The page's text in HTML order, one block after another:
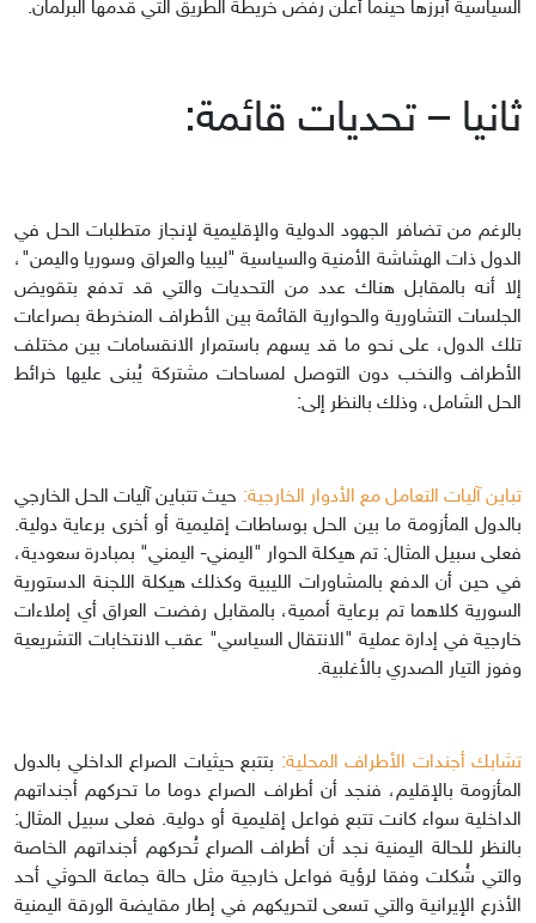
السياسية أبرزها حينما أعلن رفض خريطة الطريق التي قدمها البرلمان.
ثانيا – تحديات قائمة:
بالرغم من تضافر الجهود الدولية والإقليمية لإنجاز متطلبات الحل في
الدول ذات الهشاشة الأمنية والسياسية "ليبيا والعراق وسوريا واليمن"،
إلا أنه بالمقابل هناك عدد من التحديات والتي قد تدفع بتقويض
الجلسات التشاورية والحوارية القائمة بين الأطراف المنخرطة بصراعات
تلك الدول، على نحو ما قد يسهم باستمرار الانقسامات بين مختلف
الأطراف والنخب دون التوصل لمساحات مشتركة يُبنى عليها خرائط
الحل الشامل، وذلك بالنظر إلى:
تباين آليات التعامل مع الأدوار الخارجية: حيث تتباين آليات الحل الخارجي
بالدول المأزومة ما بين الحل بوساطات إقليمية أو أخرى برعاية دولية.
فعلى سبيل المثال: تم هيكلة الحوار "اليمني- اليمني" بمبادرة سعودية،
في حين أن الدفع بالمشاورات الليبية وكذلك هيكلة اللجنة الدستورية
السورية كلاهما تم برعاية أممية، بالمقابل رفضت العراق أي إملاءات
خارجية في إدارة عملية "الانتقال السياسي" عقب الانتخابات التشريعية
وفوز التيار الصدري بالأغلبية.
تشابك أجندات الأطراف المحلية: بتتبع حيثيات الصراع الداخلي بالدول
المأزومة بالإقليم، فنجد أن أطراف الصراع دوما ما تحركهم أجنداتهم
الداخلية سواء كانت تتبع فواعل إقليمية أو دولية. فعلى سبيل المثال:
بالنظر للحالة اليمنية نجد أن أطراف الصراع تُحركهم أجنداتهم الخاصة
والتي شُكلت وفقا لرؤية فواعل خارجية مثل حالة جماعة الحوثي أحد
الأذرع الإيرانية والتي تسعى لتحريكهم في إطار مقايضة الورقة اليمنية